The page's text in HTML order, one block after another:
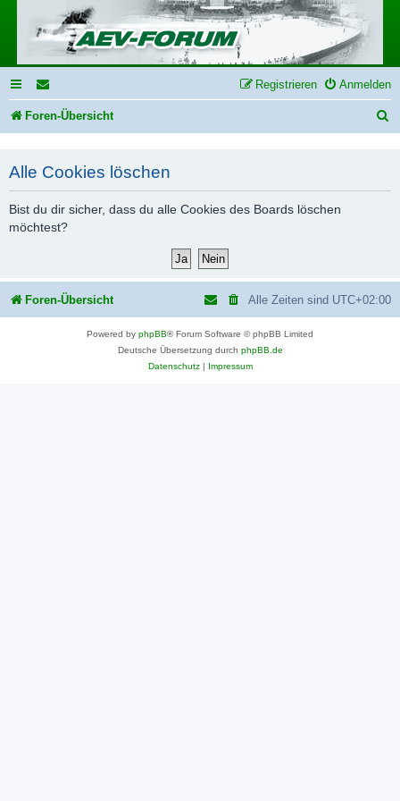
Anmelden
Registrieren
Foren-Übersicht
h
Alle Cookies löschen
Bist du dir sicher, dass du alle Cookies des Boards löschen
möchtest?
Foren-Übersicht Alle Zeiten sind UTC+02:00
Powered by phpBB® Forum Software © phpBB Limited
Deutsche Übersetzung durch phpBB.de
Datenschutz| Impressum